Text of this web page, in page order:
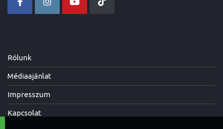
Rólunk
Médiaajánlat
Impresszum
Kapcsolat